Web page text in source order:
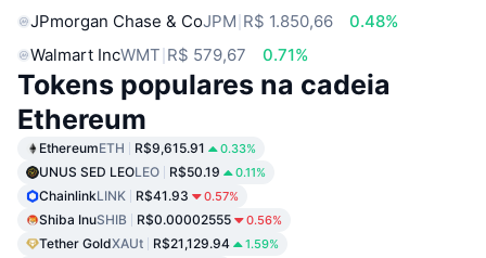
JPmorgan Chase & CoJPM R$ 1.850,66
0.48%
Walmart IncWMT R$ 579,67 0.71%
Tokens populares na cadeia
Ethereum
EthereumETH R$9,615.91 0.33%
UNUS SED LEOLEO R$50.19 0.11%
ChainlinkLINK R$41.93 0.57%
Shiba InuSHIB R$0.00002555 0.56%
Tether GoldXAUt R$21,129.94 1.59%